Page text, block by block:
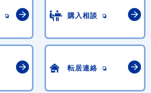
購入相談
転居連絡